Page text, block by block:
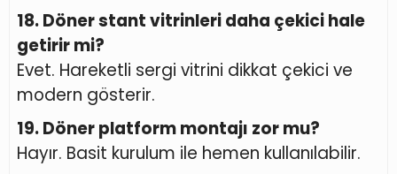
18. Döner stant vitrinleri daha çekici hale
getirir mi?
Evet. Hareketli sergi vitrini dikkat çekici ve
modern gösterir.
19. Döner platform montajı zor mu?
Hayır. Basit kurulum ile hemen kullanılabilir.